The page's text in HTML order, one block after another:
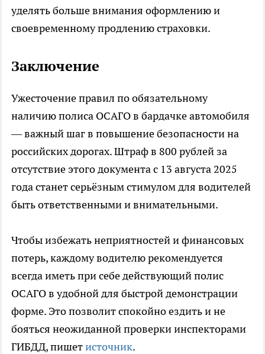
уделять больше внимания оформлению и
своевременному продлению страховки.
Заключение
Ужесточение правил по обязательному
наличию полиса ОСАГО в бардачке автомобиля
— важный шаг в повышение безопасности на
российских дорогах. Штраф в 800 рублей за
отсутствие этого документа с 13 августа 2025
года станет серьёзным стимулом для водителей
быть ответственными и внимательными.
Чтобы избежать неприятностей и финансовых
потерь, каждому водителю рекомендуется
всегда иметь при себе действующий полис
ОСАГО в удобной для быстрой демонстрации
форме. Это позволит спокойно ездить и не
бояться неожиданной проверки инспекторами
ГИБДД, пишетисточник.